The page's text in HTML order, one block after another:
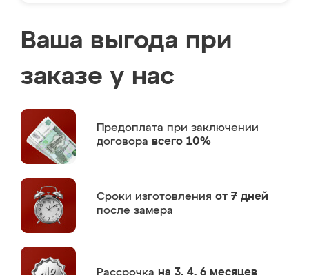
Ваша выгода при
заказе у нас
Предоплата при заключении
договора всего 10%
Сроки изготовления от 7 дней
после замера
Рассрочка на 3, 4, 6 месяцев